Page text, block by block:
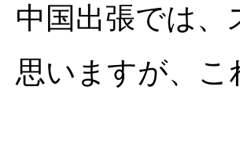
中国出張では
思いますが、